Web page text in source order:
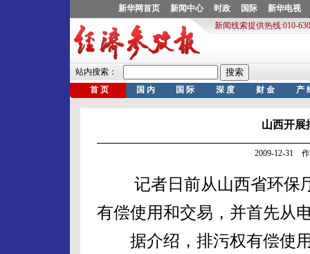
山西开展
2009-12-31
记者日前从山西省环保厅
有偿使用和交易，并首先从
据介绍，排污权有偿使用